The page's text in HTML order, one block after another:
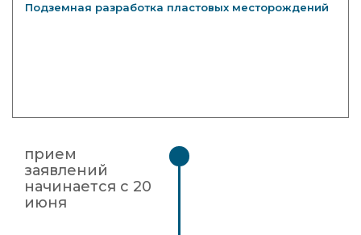
Подземная разработка пластовых месторождений
прием
заявлений
начинается с 20
июня